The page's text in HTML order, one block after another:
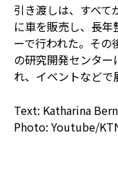
引き渡しは、すべて
に車を販売し、長
ーで行われた。その
の研究開発センタ
れ、イベントなどで
Text: Katharina
Photo: Youtube/